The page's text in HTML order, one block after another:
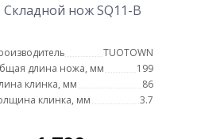
Складной нож SQ11-B
TUOTOWN
длина ножа, мм
199
клинка, мм
86
клинка, мм
3.7